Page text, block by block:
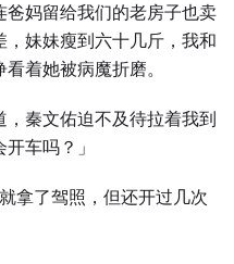
妈留给我们的老房子也卖
妹妹瘦到六十几斤，我和
着她被病魔折磨。
秦文佑迫不及待拉着我到
车吗？」
拿了驾照，但还开过几次